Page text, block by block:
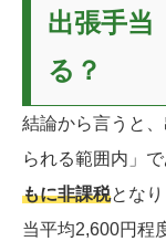
出張手当
る？
結論から言うと
られる範囲内」
もに非課税とな
当平均2,600円程